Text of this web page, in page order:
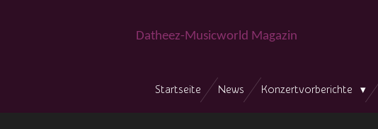
Datheez-Musicworld Magazin
Startseite News Konzertvorberichte